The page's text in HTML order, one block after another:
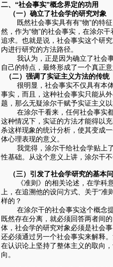
二、“社会事实”概念界定的功用
（一）确立了社会学的研究对象
既然社会事实具有有“物”的特征
然，作为“物”的社会事实，在涂尔
追求。也就是说，社会事实这个研
内进行研究的方法路径。
我认为，正是因为确立了社会事
自己的特点，最终形成了一个真正
（二）强调了实证主义方法的传统
很明显，社会事实不仅具有本体
事实，而且，这种社会事实只能从
题，那么无疑涂尔干赋予实证主义
在涂尔干看来，任何社会事实都
这种情况下，实证的方法才能得以
杀这样现象的统计分析，使其变成
体心理表现的意义。
我觉得，涂尔干给社会学贴上了“
性基础。从这个意义上讲，涂尔干
（三）引发了社会学研究的基本
《准则》的相关论述，在学科意
上，在追溯他的设问方式、关于“准
样的？
在涂尔干的社会事实这个概念提
既然存在分离，就必须回答两者间
体，社会学的研究对象必须是社会
还必须通过另一个社会事实来解释
在认识论上坚持了整体主义的取向
向。